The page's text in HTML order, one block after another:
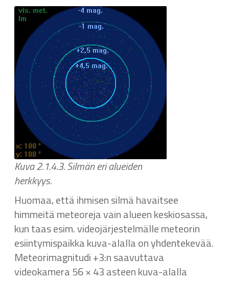
Kuva 2.1.4.3. Silmän eri alueiden
herkkyys.
Huomaa, että ihmisen silmä havaitsee
himmeitä meteoreja vain alueen keskiosassa,
kun taas esim. videojärjestelmälle meteorin
esiintymispaikka kuva-alalla on yhdentekevää.
Meteorimagnitudi +3:n saavuttava
videokamera 56 × 43 asteen kuva-alalla